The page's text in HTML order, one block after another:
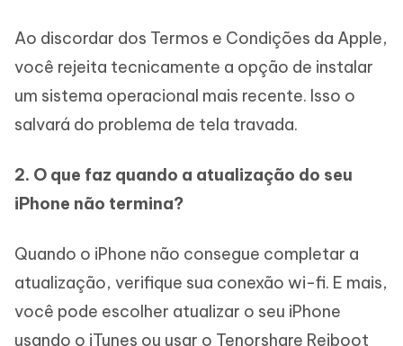
Ao discordar dos Termos e Condições da Apple,
você rejeita tecnicamente a opção de instalar
um sistema operacional mais recente. Isso o
salvará do problema de tela travada.
2. O que faz quando a atualização do seu
iPhone não termina?
Quando o iPhone não consegue completar a
atualização, verifique sua conexão wi-fi. E mais,
você pode escolher atualizar o seu iPhone
usando o iTunes ou usar o Tenorshare Reiboot